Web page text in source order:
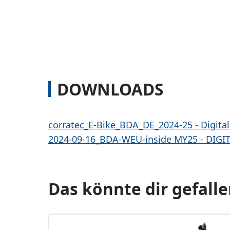
DOWNLOADS
corratec_E-Bike_BDA_DE_2024-25 -
2024-09-16_BDA-WEU-inside MY25 -
Das könnte dir